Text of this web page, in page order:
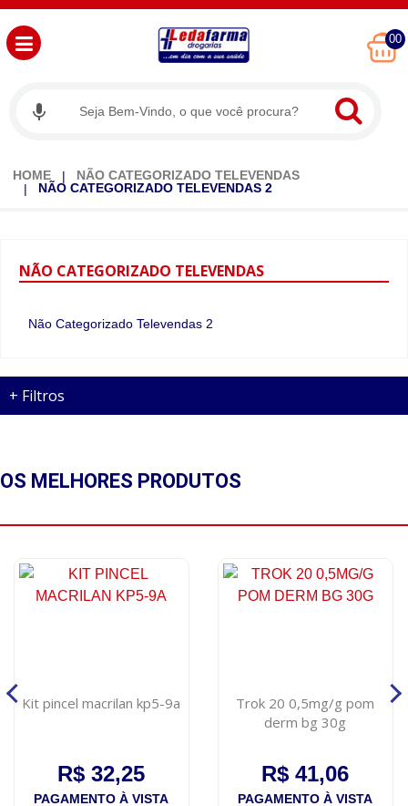
00
HOME
NÃO CATEGORIZADO TELEVENDAS
NÃO CATEGORIZADO TELEVENDAS 2
NÃO CATEGORIZADO TELEVENDAS
Não Categorizado Televendas 2
+ Filtros
OS MELHORES PRODUTOS
Kit pincel macrilan kp5-9a
R$ 32,25
PAGAMENTO À VISTA
Trok 20 0,5mg/g pom
derm bg 30g
R$ 41,06
PAGAMENTO À VISTA